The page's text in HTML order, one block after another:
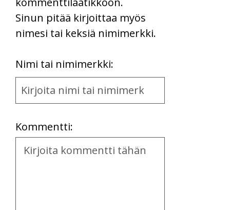
Sinun pitää kirjoittaa myös
nimesi tai keksiä nimimerkki.
Nimi tai nimimerkki:
Name
and
Kommentti:
Kommentti